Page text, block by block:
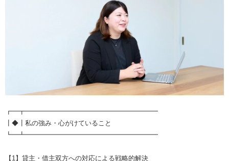
┏━┳━━━━━━━━━━━━━━━━━━━━
┃◆┃私の強み・心がけていること
┗━┻━━━━━━━━━━━━━━━━━━━━
【1】貸主・借主双方への対応による戦略的解決